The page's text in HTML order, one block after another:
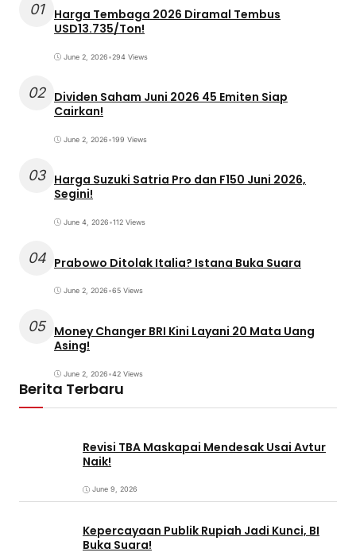
01
Harga Tembaga 2026 Diramal Tembus
USD13.735/Ton!
June 2, 2026•294 Views
02 Dividen Saham Juni 2026 45 Emiten Siap
Cairkan!
June 2, 2026•199 Views
03 Harga Suzuki Satria Pro dan F150 Juni 2026,
Segini!
June 4, 2026•112 Views
04 Prabowo Ditolak Italia? Istana Buka Suara
June 2, 2026•65 Views
05 Money Changer BRI Kini Layani 20 Mata Uang
Asing!
June 2, 2026•42 Views
Berita Terbaru
Revisi TBA Maskapai Mendesak Usai Avtur
Naik!
June 9, 2026
Kepercayaan Publik Rupiah Jadi Kunci, BI
Buka Suara!